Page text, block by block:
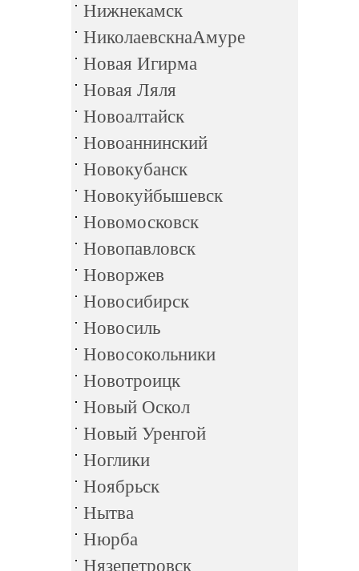
Нижнекамск
НиколаевскнаАмуре
Новая Игирма
Новая Ляля
Новоалтайск
Новоаннинский
Новокубанск
Новокуйбышевск
Новомосковск
Новопавловск
Новоржев
Новосибирск
Новосиль
Новосокольники
Новотроицк
Новый Оскол
Новый Уренгой
Ноглики
Ноябрьск
Нытва
Нюрба
Нязепетровск